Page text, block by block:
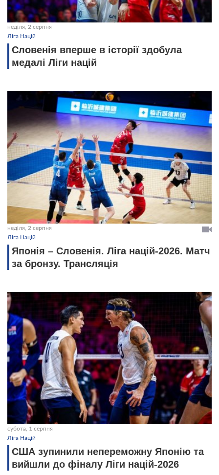
неділя, 2 серпня
Ліга Націй
Словенія вперше в історії здобула
медалі Ліги націй
неділя, 2 серпня
Ліга Націй
Японія – Словенія. Ліга націй-2026. Матч
за бронзу. Трансляція
субота, 1 серпня
Ліга Націй
США зупинили непереможну Японію та
вийшли до фіналу Ліги націй-2026